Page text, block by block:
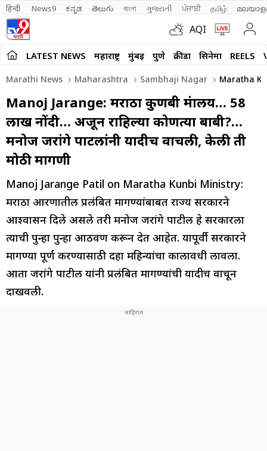
हिन्दी News9 ಕನ್ನಡ తెలుగు বাংলা ગુજરાતી ਪੰਜਾਬੀ தமிழ்
AQI
LATEST NEWS महाराष्ट्र मुंबई पुणे क्रीडा सिनेमा REELS
Marathi News Maharashtra Sambhaji Nagar Maratha
Manoj Jarange: मराठा कुणबी मंत्रालय… 58
लाख नोंदी… अजून राहिल्या कोणत्या बाबी?…
मनोज जरांगे पाटलांनी यादीच वाचली, केली ती
मोठी मागणी
Manoj Jarange Patil on Maratha Kunbi Ministry:
मराठा आरक्षणातील प्रलंबित मागण्यांबाबत राज्य सरकारने
आश्वासन दिले असले तरी मनोज जरांगे पाटील हे सरकारला
त्याची पुन्हा पुन्हा आठवण करून देत आहेत. यापूर्वी सरकारने
मागण्या पूर्ण करण्यासाठी दहा महिन्यांचा कालावधी लावला.
आता जरांगे पाटील यांनी प्रलंबित मागण्यांची यादीच वाचून
दाखवली.